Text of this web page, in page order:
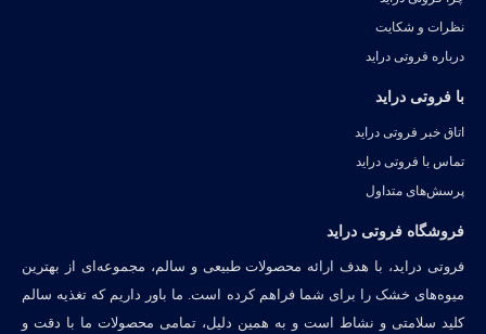
نظرات و شکایت
درباره فروتی دراید
با فروتی دراید
اتاق خبر فروتی دراید
تماس با فروتی دراید
پرسش‌های متداول
فروشگاه فروتی دراید
فروتی دراید، با هدف ارائه محصولات طبیعی و سالم، مجموعه‌ای از بهترین
میوه‌های خشک را برای شما فراهم کرده است. ما باور داریم که تغذیه سالم
کلید سلامتی و نشاط است و به همین دلیل، تمامی محصولات ما با دقت و